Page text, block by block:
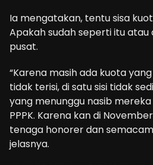
Ia mengatakan, tentu sisa
Apakah sudah seperti itu atau
pusat.
“Karena masih ada kuota
tidak terisi, di satu sisi tidak
yang menunggu nasib
PPPK. Karena kan di
tenaga honorer dan
jelasnya.